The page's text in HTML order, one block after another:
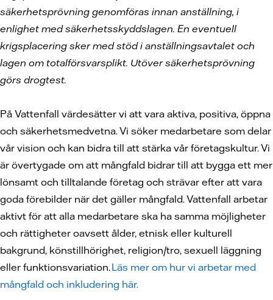
säkerhetsprövning genomföras innan anställning, i
enlighet med säkerhetsskyddslagen. En eventuell
krigsplacering sker med stöd i anställningsavtalet och
lagen om totalförsvarsplikt. Utöver säkerhetsprövning
görs drogtest.
På Vattenfall värdesätter vi att vara aktiva, positiva, öppna
och säkerhetsmedvetna. Vi söker medarbetare som delar
vår vision och kan bidra till att stärka vår företagskultur. Vi
är övertygade om att mångfald bidrar till att bygga ett mer
lönsamt och tilltalande företag och strävar efter att vara
goda förebilder när det gäller mångfald. Vattenfall arbetar
aktivt för att alla medarbetare ska ha samma möjligheter
och rättigheter oavsett ålder, etnisk eller kulturell
bakgrund, könstillhörighet, religion/tro, sexuell läggning
eller funktionsvariation.Läs mer om hur vi arbetar med
mångfald och inkludering här.